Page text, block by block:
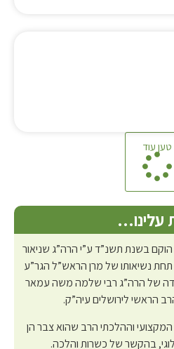
טען עוד
עלינו…
הוקם בשנת תשנ”ד ע”י הרה”ג שניאור
תחת נשיאותו של מרן הראש”ל הגר”ע
של הרה”ג רבי שלמה משה עמאר
הראשי לירושלים עיה”ק.
המקצועי וההלכתי הרב שהוא צבר הן
בהקשר של כשרות והלכה.